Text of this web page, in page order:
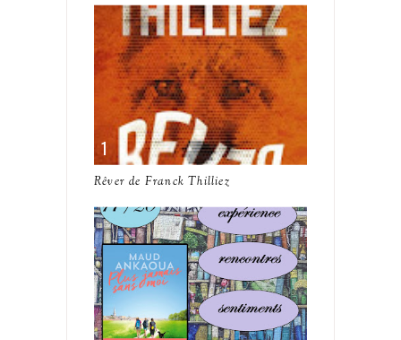
Rêver de Franck Thilliez